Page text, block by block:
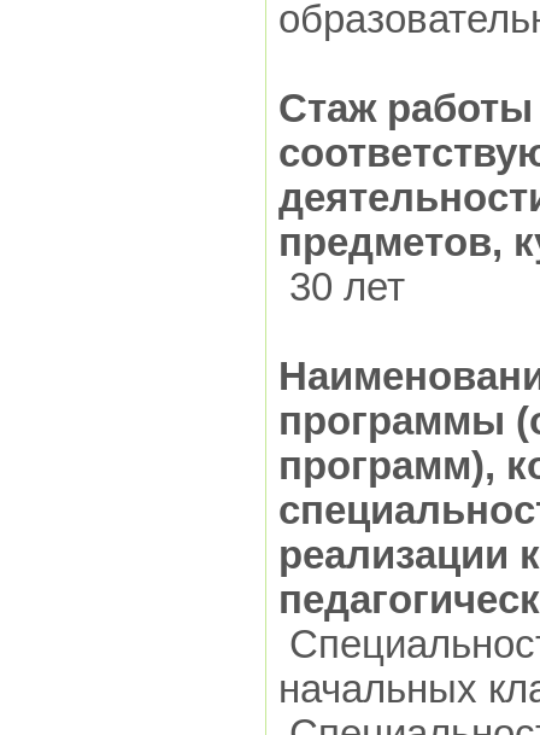
Стаж
предметов,
30 лет
программы
программ),
реализации
начальных